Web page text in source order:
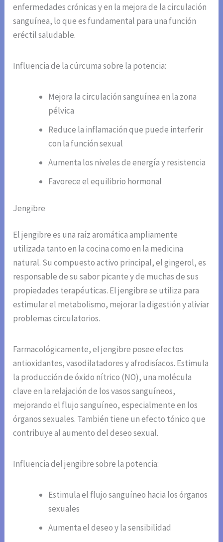
enfermedades crónicas y en la mejora de la circulación
sanguínea, lo que es fundamental para una función
eréctil saludable.
Influencia de la cúrcuma sobre la potencia:
Mejora la circulación sanguínea en la zona
pélvica
Reduce la inflamación que puede interferir
con la función sexual
Aumenta los niveles de energía y resistencia
Favorece el equilibrio hormonal
Jengibre
El jengibre es una raíz aromática ampliamente
utilizada tanto en la cocina como en la medicina
natural. Su compuesto activo principal, el gingerol, es
responsable de su sabor picante y de muchas de sus
propiedades terapéuticas. El jengibre se utiliza para
estimular el metabolismo, mejorar la digestión y aliviar
problemas circulatorios.
Farmacológicamente, el jengibre posee efectos
antioxidantes, vasodilatadores y afrodisíacos. Estimula
la producción de óxido nítrico (NO), una molécula
clave en la relajación de los vasos sanguíneos,
mejorando el flujo sanguíneo, especialmente en los
órganos sexuales. También tiene un efecto tónico que
contribuye al aumento del deseo sexual.
Influencia del jengibre sobre la potencia:
Estimula el flujo sanguíneo hacia los órganos
sexuales
Aumenta el deseo y la sensibilidad